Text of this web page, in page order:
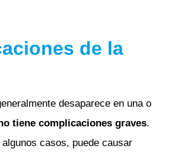
de la
desaparece en una o
tiene complicaciones graves.
casos, puede causar